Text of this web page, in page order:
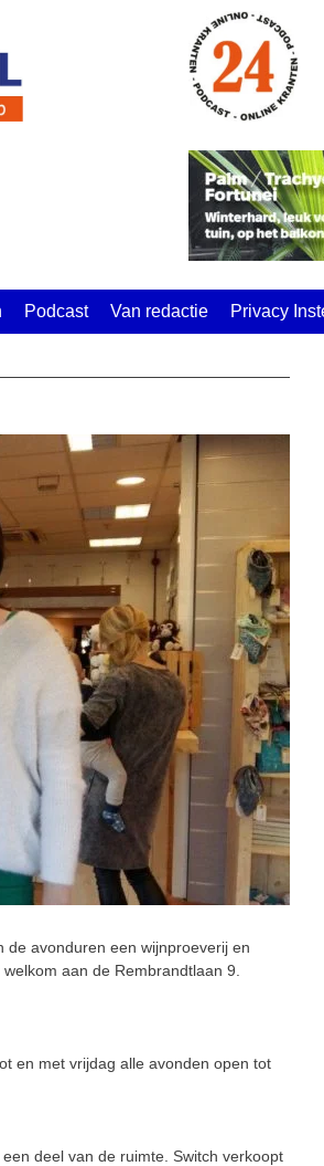
Podcast Van redactie Privacy
de avonduren een wijnproeverij en
aan de Rembrandtlaan 9.
en met vrijdag alle avonden open tot
deel van de ruimte. Switch verkoopt